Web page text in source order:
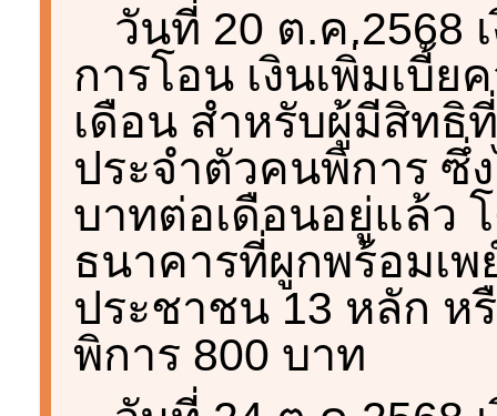
วันที่ 20 ต.ค.2568
การโอน เงินเพิ่มเบี้
เดือน สำหรับผู้มีสิทธิ
ประจำตัวคนพิการ ซึ่
บาทต่อเดือนอยู่แล้ว
ธนาคารที่ผูกพร้อมเพ
ประชาชน 13 หลัก ห
พิการ 800 บาท